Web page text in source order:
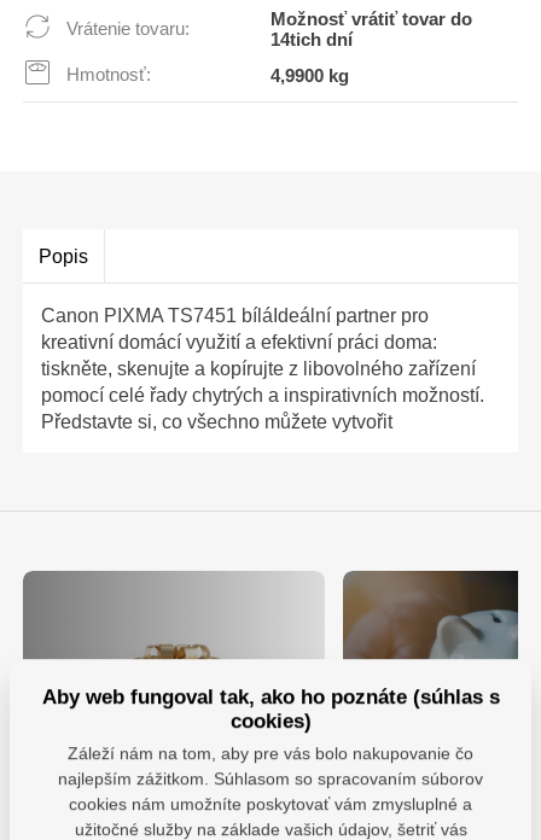
Vrátenie tovaru:
Možnosť vrátiť tovar do
14tich dní
Hmotnosť:
4,9900 kg
Popis
Canon PIXMA TS7451 bíláIdeální partner pro
kreativní domácí využití a efektivní práci doma:
tiskněte, skenujte a kopírujte z libovolného zařízení
pomocí celé řady chytrých a inspirativních možností.
Představte si, co všechno můžete vytvořit
Nechajte sa obdarovať za
Chcem darček
Využite výhodný
Prenajať
Aby web fungoval tak, ako ho poznáte (súhlas s
cookies)
Záleží nám na tom, aby pre vás bolo nakupovanie čo
najlepším zážitkom. Súhlasom so spracovaním súborov
cookies nám umožníte poskytovať vám zmysluplné a
užitočné služby na základe vašich údajov, šetriť vás